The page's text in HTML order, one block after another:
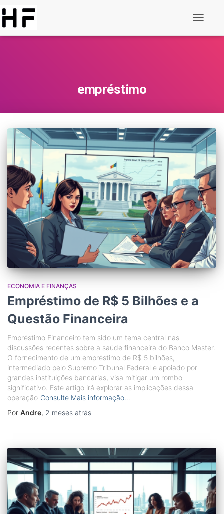
empréstimo
ECONOMIA E FINANÇAS
Empréstimo de R$ 5 Bilhões e a
Questão Financeira
Empréstimo Financeiro tem sido um tema central nas
discussões recentes sobre a saúde financeira do Banco Master.
O fornecimento de um empréstimo de R$ 5 bilhões,
intermediado pelo Supremo Tribunal Federal e apoiado por
grandes instituições bancárias, visa mitigar um rombo
significativo. Este artigo irá explorar as implicações dessa
operação Consulte Mais informação…
Por Andre, 2 meses atrás